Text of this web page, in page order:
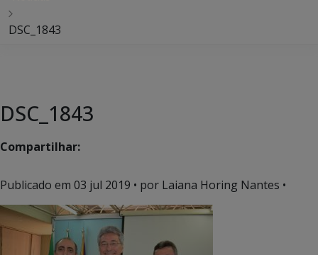
DSC_1843
DSC_1843
Compartilhar:
Publicado em 03 jul 2019 • por Laiana Horing Nantes •